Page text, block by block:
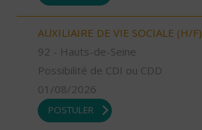
AUXILIAIRE DE VIE SOCIALE (H/F)
92 - Hauts-de-Seine
Possibilité de CDI ou CDD
01/08/2026
POSTULER